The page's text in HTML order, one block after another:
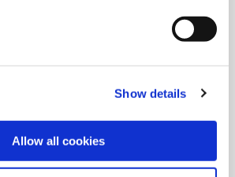
Show details
Allow all cookies
Produktschulungen (TES)
bis zu echten praktischen Übungen